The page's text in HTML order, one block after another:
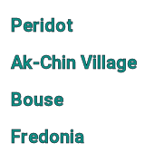
Peridot
Ak-Chin Village
Bouse
Fredonia